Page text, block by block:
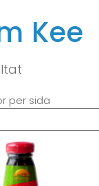
Kee
per sida